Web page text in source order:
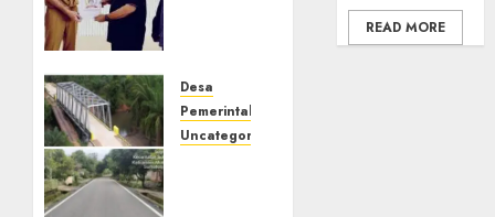
Musrenbang
RKPD
2027,
Desa
Pemerintahan
Uncategorized
READ MORE